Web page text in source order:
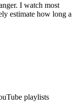
I watch most
estimate how long a
playlists